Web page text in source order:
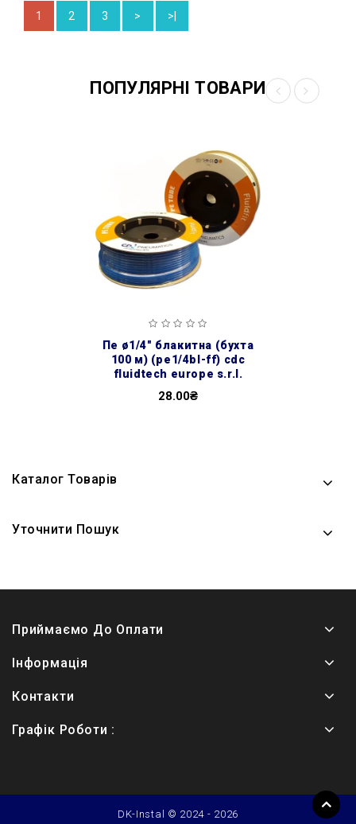
1 2 3 > >|
ПОПУЛЯРНІ ТОВАРИ
пе ø1/4″ блакитна (бухта
100 м) (pe1/4bl-ff) cdc
fluidtech europe s.r.l.
28.00₴
Каталог Товарів
Уточнити Пошук
Приймаємо До Оплати
Інформація
Контакти
Графік Роботи :
DK-Instal © 2024 - 2026